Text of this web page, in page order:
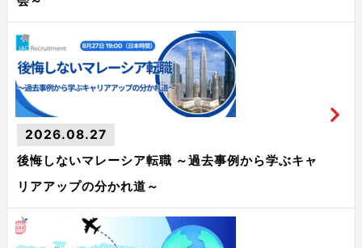
2026.08.27
後悔しないマレーシア転職 ～過去事例から学ぶキャ
リアアップの分かれ道～